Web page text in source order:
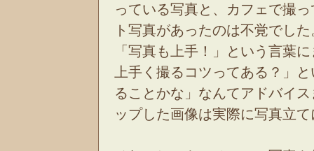
っている写真と、カフェで撮
ト写真があったのは不覚でし
「写真も上手！」という言葉
上手く撮るコツってある？」
ることかな」なんてアドバイ
ップした画像は実際に写真立